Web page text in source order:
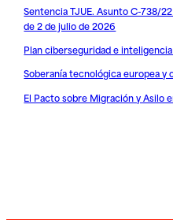
Sentencia TJUE. Asunto C-738/
de 2 de julio de 2026
Plan ciberseguridad e
Soberanía tecnológica europea y
El Pacto sobre Migración y Asilo